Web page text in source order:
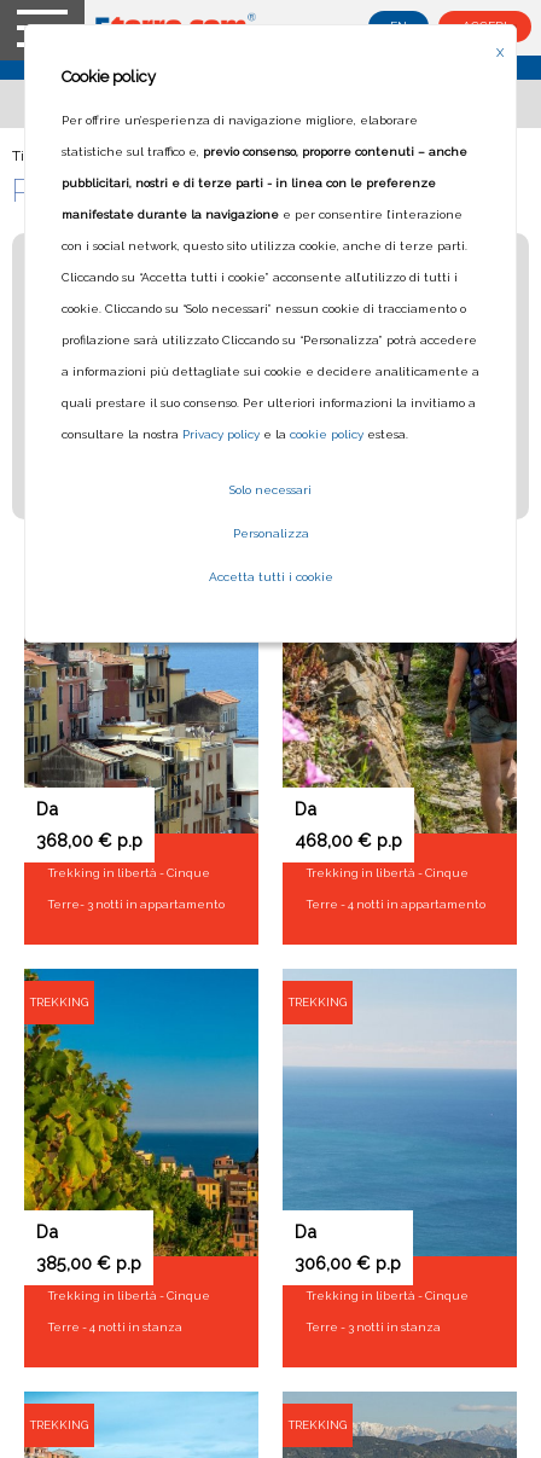
EN ACCEDI
Ti trovi in:Home > Pacchetti Vacanze
PACCHETTI VACANZE
Da 0.00€ A 1000.00€
Trekking in libertà - Cinque
Terre- 3 notti in appartamento
Da
368,00 € p.p
TREKKING
Trekking in libertà - Cinque
Terre - 4 notti in appartamento
Da
468,00 € p.p
TREKKING
Trekking in libertà - Cinque
Terre - 4 notti in stanza
Da
385,00 € p.p
TREKKING
Trekking in libertà - Cinque
Terre - 3 notti in stanza
Da
306,00 € p.p
TREKKING TREKKING
X
Cookie policy
Per offrire un’esperienza di navigazione migliore, elaborare
statistiche sul traffico e, previo consenso, proporre contenuti – anche
pubblicitari, nostri e di terze parti - in linea con le preferenze
manifestate durante la navigazione e per consentire l’interazione
con i social network, questo sito utilizza cookie, anche di terze parti.
Cliccando su “Accetta tutti i cookie” acconsente all’utilizzo di tutti i
cookie. Cliccando su “Solo necessari” nessun cookie di tracciamento o
profilazione sarà utilizzato Cliccando su “Personalizza” potrà accedere
a informazioni più dettagliate sui cookie e decidere analiticamente a
quali prestare il suo consenso. Per ulteriori informazioni la invitiamo a
consultare la nostra Privacy policy e la cookie policy estesa.
Solo necessari
Personalizza
Accetta tutti i cookie